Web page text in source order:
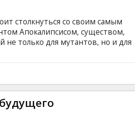
столкнуться со своим самым
Апокалипсисом, существом,
не только для мутантов, но и для
узнать больше о
неимоверно силен и
он твердо убежден, что только
на английском языке с